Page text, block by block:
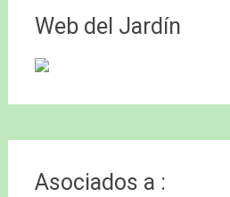
Web del Jardín
Asociados a :